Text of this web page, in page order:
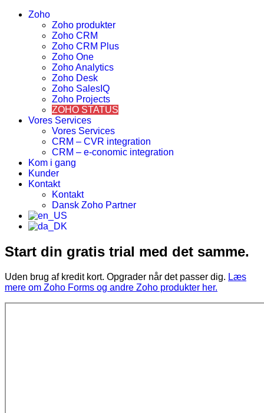
Zoho
Zoho produkter
Zoho CRM
Zoho CRM Plus
Zoho One
Zoho Analytics
Zoho Desk
Zoho SalesIQ
Zoho Projects
ZOHO STATUS
Vores Services
Vores Services
CRM – CVR integration
CRM – e-conomic integration
Kom i gang
Kunder
Kontakt
Kontakt
Dansk Zoho Partner
Start din gratis trial med det samme.
Uden brug af kredit kort. Opgrader når det passer dig. Læs
mere om Zoho Forms og andre Zoho produkter her.